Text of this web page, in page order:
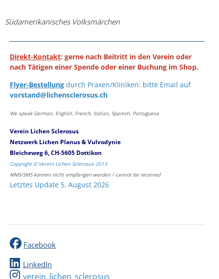
Südamerikanisches Volksmärchen
Direkt-Kontakt: gerne nach Beitritt in den Verein oder
nach Tätigen einer Spende oder einer Buchung im Shop.
Flyer-Bestellung durch Praxen/Kliniken: bitte Email auf
vorstand@lichensclerosus.ch
We speak German, English, French, Italian, Spanish, Portuguese
Verein Lichen Sclerosus
Netzwerk Lichen Planus & Vulvodynie
Bleicheweg 6, CH-5605 Dottikon
Copyright © Verein Lichen Sclerosus 2013
MMS/SMS können nicht empfangen werden / cannot be received
Letztes Update 5. August 2026
Facebook
LinkedIn
verein_lichen_sclerosus